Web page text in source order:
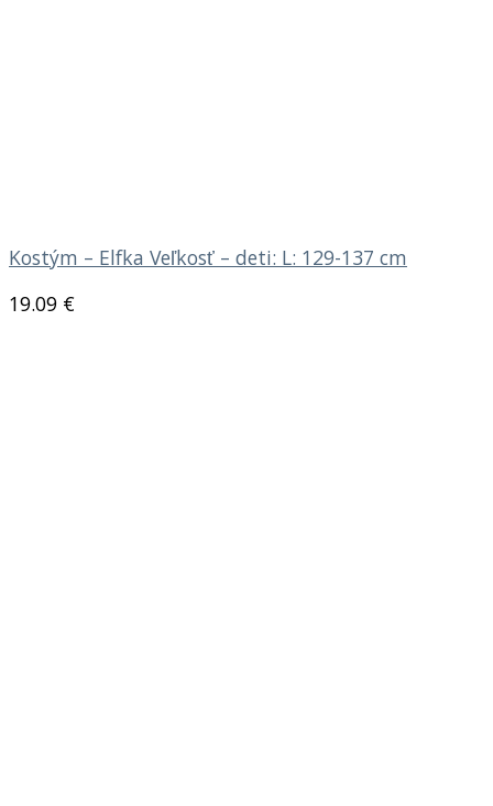
Kostým – Elfka Veľkosť – deti: L: 129-137 cm
19.09 €